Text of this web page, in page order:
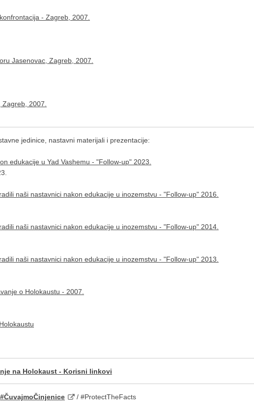
- Zagreb, 2007.
Jasenovac, Zagreb, 2007.
2007.
jedinice, nastavni materijali i prezentacije:
edukacije u Yad Vashemu - "Follow-up" 2023.
naši nastavnici nakon edukacije u inozemstvu - "Follow-up" 2016.
naši nastavnici nakon edukacije u inozemstvu - "Follow-up" 2014.
naši nastavnici nakon edukacije u inozemstvu - "Follow-up" 2013.
o Holokaustu - 2007.
na Holokaust - Korisni linkovi
#ČuvajmoČinjenice / #ProtectTheFacts